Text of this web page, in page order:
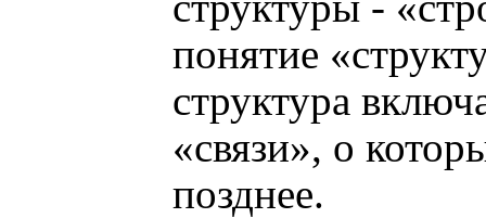
понятие
структура
«связи», о
позднее.